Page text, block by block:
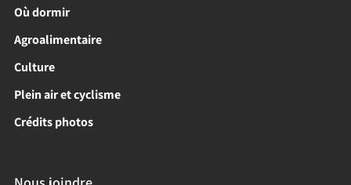
Où dormir
Agroalimentaire
Culture
Plein air et cyclisme
Crédits photos